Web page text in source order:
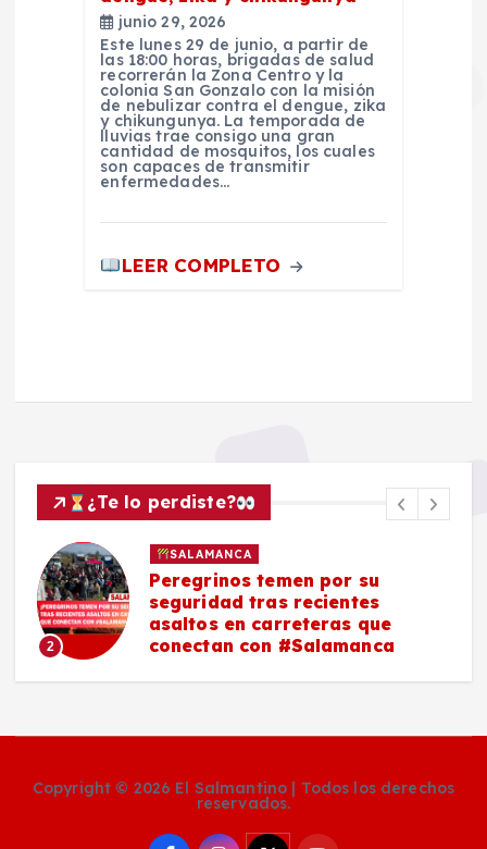
junio 29, 2026
Este lunes 29 de junio, a partir de
las 18:00 horas, brigadas de salud
recorrerán la Zona Centro y la
colonia San Gonzalo con la misión
de nebulizar contra el dengue, zika
y chikungunya. La temporada de
lluvias trae consigo una gran
cantidad de mosquitos, los cuales
son capaces de transmitir
enfermedades…
LEER COMPLETO
¿Te lo perdiste?
2
SALAMANCA
Peregrinos temen por su
seguridad tras recientes
asaltos en carreteras que
conectan con #Salamanca
Copyright © 2026 El Salmantino | Todos los derechos
reservados.